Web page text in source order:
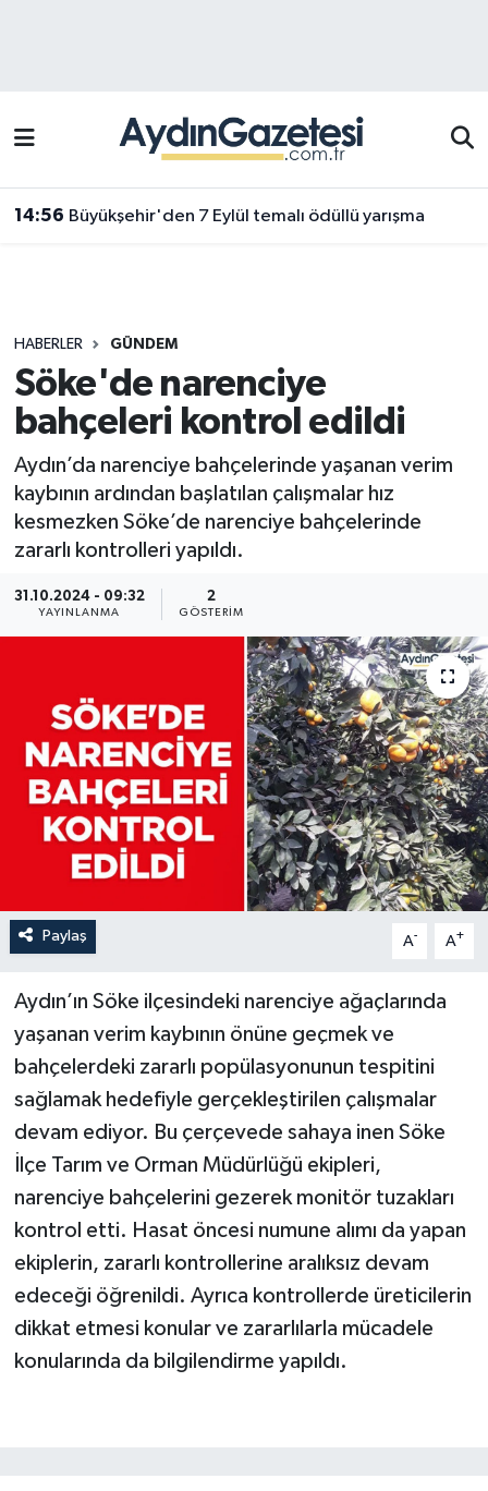
14:56 Büyükşehir'den 7 Eylül temalı ödüllü yarışma
HABERLER GÜNDEM
Söke'de narenciye
bahçeleri kontrol edildi
Aydın’da narenciye bahçelerinde yaşanan verim
kaybının ardından başlatılan çalışmalar hız
kesmezken Söke’de narenciye bahçelerinde
zararlı kontrolleri yapıldı.
31.10.2024 - 09:32
YAYINLANMA
2
GÖSTERIM
Paylaş A- A+
Aydın’ın Söke ilçesindeki narenciye ağaçlarında
yaşanan verim kaybının önüne geçmek ve
bahçelerdeki zararlı popülasyonunun tespitini
sağlamak hedefiyle gerçekleştirilen çalışmalar
devam ediyor. Bu çerçevede sahaya inen Söke
İlçe Tarım ve Orman Müdürlüğü ekipleri,
narenciye bahçelerini gezerek monitör tuzakları
kontrol etti. Hasat öncesi numune alımı da yapan
ekiplerin, zararlı kontrollerine aralıksız devam
edeceği öğrenildi. Ayrıca kontrollerde üreticilerin
dikkat etmesi konular ve zararlılarla mücadele
konularında da bilgilendirme yapıldı.
Efeler Trafik Yoğunluk Haritası
Süper Lig Puan Durumu ve Fikstür